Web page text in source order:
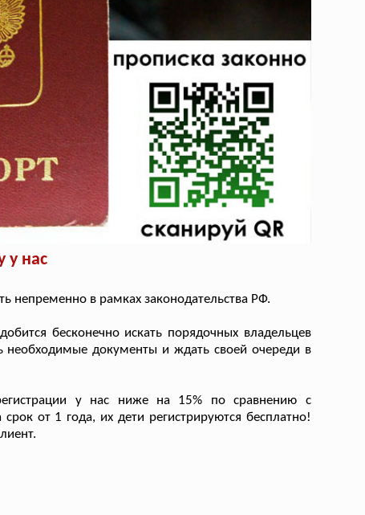
у нас
непременно в рамках законодательства РФ.
бесконечно искать порядочных владельцев
необходимые документы и ждать своей очереди в
у нас ниже на 15% по сравнению с
от 1 года, их дети регистрируются бесплатно!